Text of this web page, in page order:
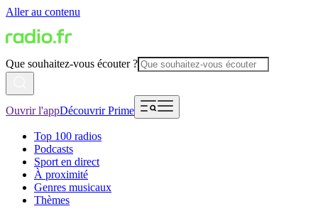
Aller au contenu
Que souhaitez-vous écouter ?
Ouvrir l'appDécouvrir Prime
Top 100 radios
Podcasts
Sport en direct
À proximité
Genres musicaux
Thèmes